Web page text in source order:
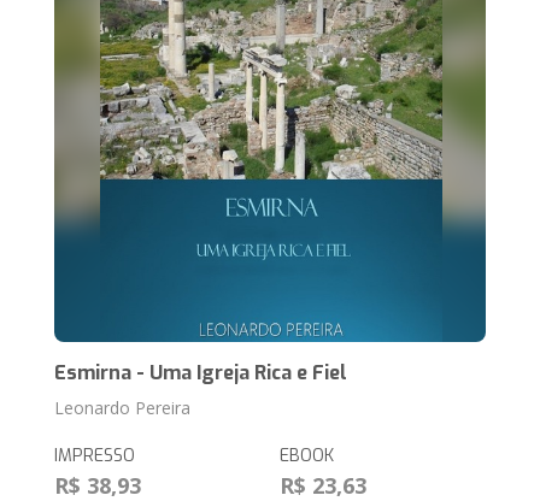
Esmirna - Uma Igreja Rica e Fiel
Leonardo Pereira
IMPRESSO
R$ 38,93
EBOOK
R$ 23,63